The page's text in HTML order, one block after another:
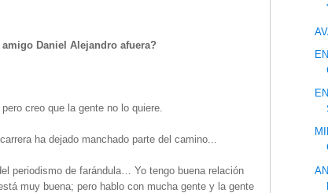
Daniel Alejandro afuera?
creo que la gente no lo quiere.
ha dejado manchado parte del camino...
periodismo de farándula… Yo tengo buena relación
muy buena; pero hablo con mucha gente y la gente